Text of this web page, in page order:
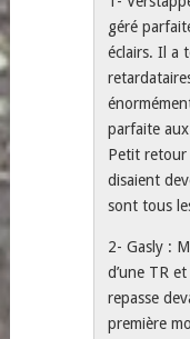
géré
éclairs. Il a
parfaite
Petit retour
disaient
sont tous
2- Gasly :
d’une TR
repasse
première